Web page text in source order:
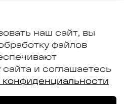
наш сайт, вы
файлов
и соглашаетесь
конфиденциальности